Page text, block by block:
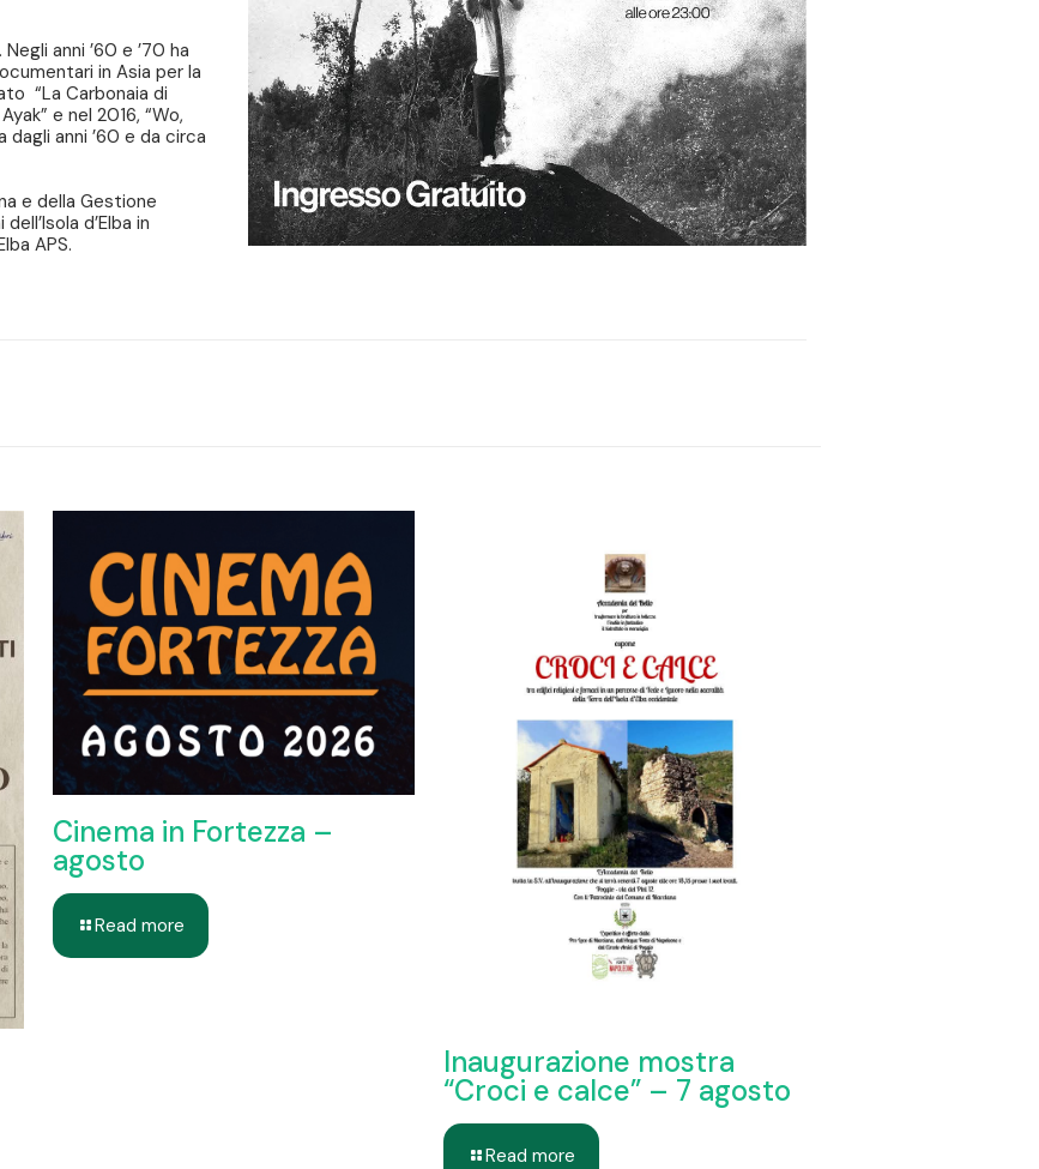
anni ’60 e ’70 ha
in Asia per la
“La Carbonaia di
e nel 2016, “Wo,
dagli anni ’60 e da circa
e della Gestione
d’Elba in
APS.
Cinema in Fortezza –
agosto
Read more
Inaugurazione mostra
“Croci e calce” – 7 agosto
Read more